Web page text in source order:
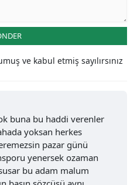
ve kabul etmiş sayılırsınız
buna bu haddi verenler
yoksan herkes
pazar günü
yenersek ozaman
bu adam malum